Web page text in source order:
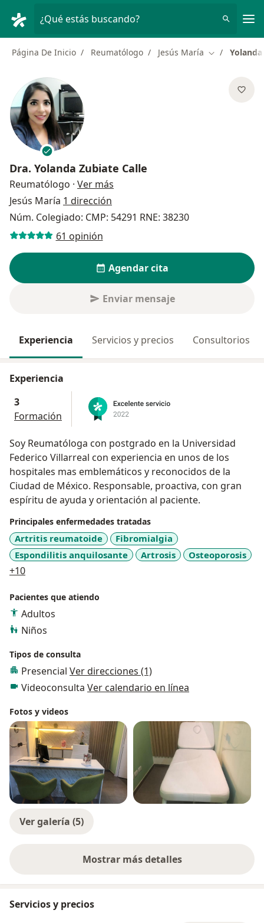
¿Qué estás buscando?
Página De Inicio Reumatólogo Jesús María Cambiar de
Dra. Yolanda Zubiate Calle
Reumatólogo · Ver más
Jesús María 1 dirección
Núm. Colegiado: CMP: 54291 RNE: 38230
61 opinión
Agendar cita
Enviar mensaje
Experiencia Servicios y precios Consultorios
Experiencia
3
Formación
Soy Reumatóloga con postgrado en la Universidad
Federico Villarreal con experiencia en unos de los
hospitales mas emblemáticos y reconocidos de la
Ciudad de México. Responsable, proactiva, con gran
espíritu de ayuda y orientación al paciente.
Principales enfermedades tratadas
Artritis reumatoide
Fibromialgia
Espondilitis anquilosante
Artrosis Osteoporosis
+10a11y_sr_more_diseases
Pacientes que atiendo
Adultos
Niños
Tipos de consulta
Presencial Ver direcciones (1)
Videoconsulta Ver calendario en línea
Fotos y videos
Ver galería (5)
Mostrar más detalles
sobre la experiencia
Servicios y precios